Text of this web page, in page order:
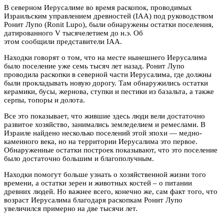
В северном Иерусалиме во время раскопок, проводимых
Израильским управлением древностей (IAA) под руководством
Ронит Лупо (Ronit Lupo), были обнаружены остатки поселения,
датированного V тысячелетием до н.э. Об
этом сообщили представители IAA.
Находки говорят о том, что на месте нынешнего Иерусалима
было поселение уже семь тысяч лет назад. Ронит Лупо
проводила раскопки в северной части Иерусалима, где должны
были прокладывать новую дорогу. Там обнаружились остатки
керамики, бусы, жернова, ступки и пестики из базальта, а также
серпы, топоры и долота.
Все это показывает, что жившие здесь люди вели достаточно
развитое хозяйство, занимались земледелием и ремеслами. В
Израиле найдено несколько поселений этой эпохи — медно-
каменного века, но на территории Иерусалима это первое.
Обнаруженные остатки построек показывают, что это поселение
было достаточно большим и благополучным.
Находки помогут больше узнать о хозяйственной жизни того
времени, а остатки зерен и животных костей – о питании
древних людей. Но важнее всего, конечно же, сам факт того, что
возраст Иерусалима благодаря раскопкам Ронит Лупо
увеличился примерно на две тысячи лет.